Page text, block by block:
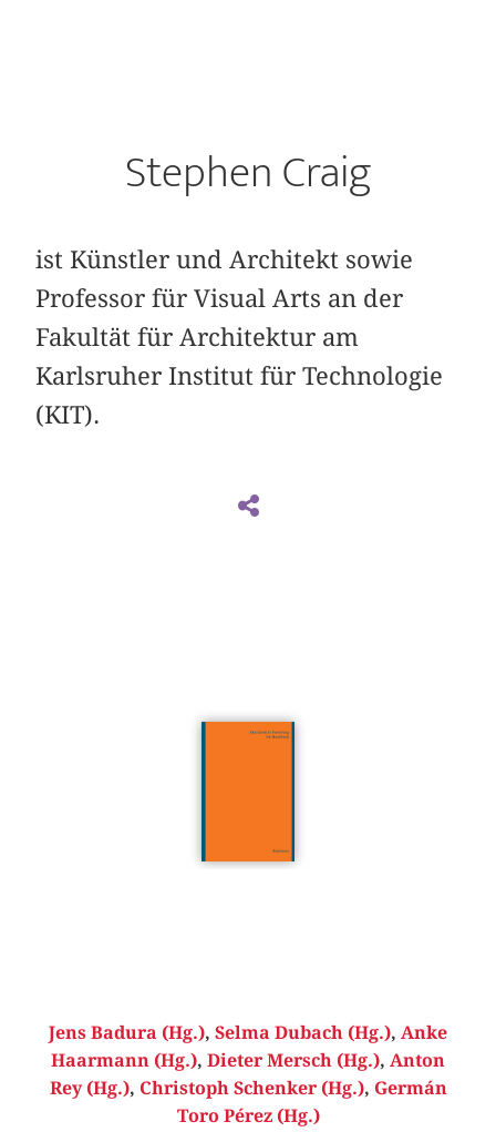
Stephen Craig
ist Künstler und Architekt sowie
Professor für Visual Arts an der
Fakultät für Architektur am
Karlsruher Institut für Technologie
(KIT).
Jens Badura (Hg.), Selma Dubach (Hg.), Anke
Haarmann (Hg.), Dieter Mersch (Hg.), Anton
Rey (Hg.), Christoph Schenker (Hg.), Germán
Toro Pérez (Hg.)